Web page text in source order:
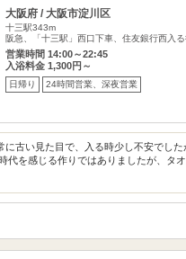
大阪府 / 大阪市淀川区
十三駅343m
阪急、「十三駅」西口下車、住友銀行西入
営業時間 14:00～22:45
入浴料金 1,300円～
日帰り 24時間営業、深夜営業
に古い見た目で、入る時少し不安でした
代を感じる作りではありましたが、タ